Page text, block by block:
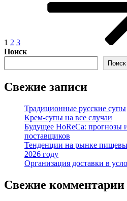
1 2 3
Поиск
Поиск
Свежие записи
Традиционные русские супы
Крем-супы на все случаи
Будущее HoReCa: прогнозы
поставщиков
Тенденции на рынке
2026 году
Организация доставки в
Свежие комментарии